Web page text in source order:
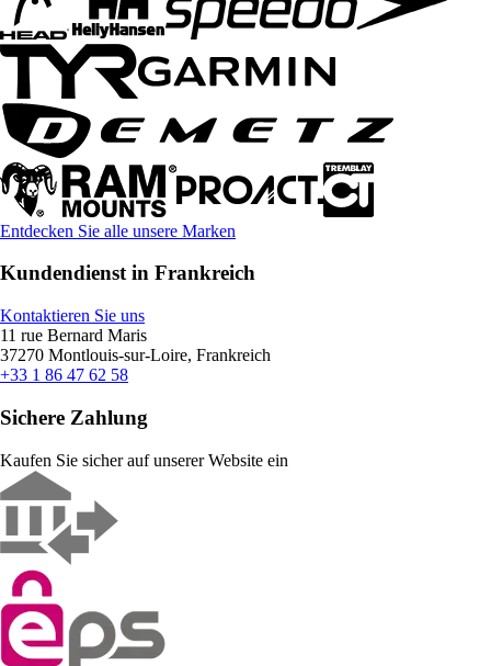
Entdecken Sie alle unsere Marken
Kundendienst in Frankreich
Kontaktieren Sie uns
11 rue Bernard Maris
37270 Montlouis-sur-Loire, Frankreich
+33 1 86 47 62 58
Sichere Zahlung
Kaufen Sie sicher auf unserer Website ein